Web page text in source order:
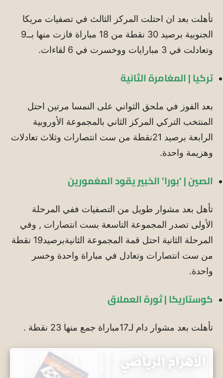
تأهلت بعد ان احتلت المركز الثالث في تصفيات مريكا
الجنوبية برصيد 30 نقطة من 18 مباراة فازت منها بــ9
وتعادلت في 3 مبارايات ووخسرت في 6 لقاءات.
تركيا | المغامرة الثانية
بعد الفوز في ملحق الثواني على النمسا مرتين احتل
المنتخب التركي المركز الثاني بالمجموعة الأوروبية
الرابعة برصيد 21نقطة من ست انتصارات وثلاث تعادلات
وهزيمة واحدة.
الصين | ’بورا’ الخبير يقود المغمورين
تأهل بعد مشوار طويل من التصفيات ففي المرحلة
الأولى تصدر المجموعة التاسعة بست انتصارات , وفي
المرحلة الثانية احتل قمة المجموعة الثانيةبرصيد19 نقطة
من ست انتصارات وتعادل في مباراة واحدة وخسر
واحدة.
كوستاريكا | ثورة العملاق
تأهلت بعد مشوار دام لـ17مباراة جمع منها 23 نقطة .